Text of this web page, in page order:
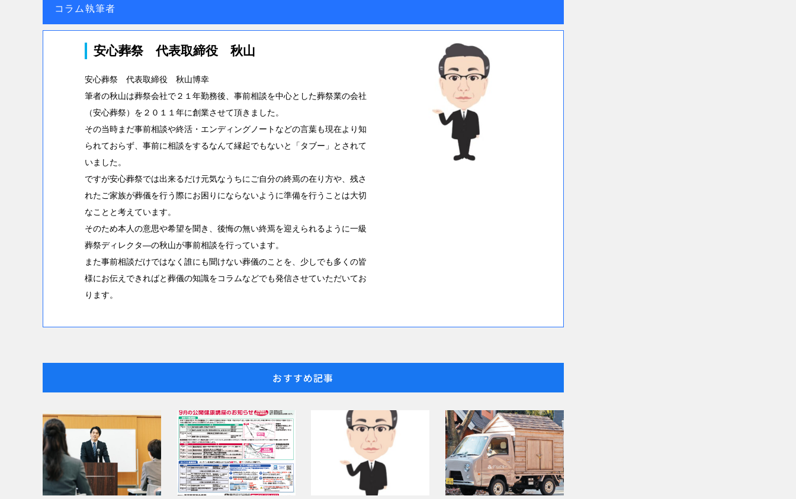
コラム執筆者
安心葬祭 代表取締役 秋山
安心葬祭 代表取締役 秋山博幸
筆者の秋山は葬祭会社で２１年勤務後、事前相談を中心とした葬祭業の会社
（安心葬祭）を２０１１年に創業させて頂きました。
その当時まだ事前相談や終活・エンディングノートなどの言葉も現在より知
られておらず、事前に相談をするなんて縁起でもないと「タブー」とされて
いました。
ですが安心葬祭では出来るだけ元気なうちにご自分の終焉の在り方や、残さ
れたご家族が葬儀を行う際にお困りにならないように準備を行うことは大切
なことと考えています。
そのため本人の意思や希望を聞き、後悔の無い終焉を迎えられるように一級
葬祭ディレクタ―の秋山が事前相談を行っています。
また事前相談だけではなく誰にも聞けない葬儀のことを、少しでも多くの皆
様にお伝えできればと葬儀の知識をコラムなどでも発信させていただいてお
ります。
おすすめ記事